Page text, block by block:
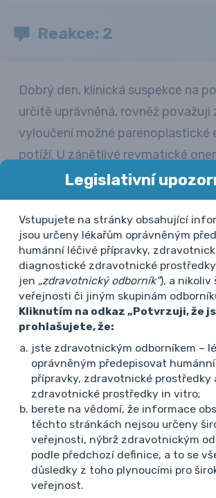
Reakce: 2
Dobrý den, klinická suspekce na
určitě uprávněná, rovněž považuji
vyloučení možné parenoplastické
potíží. U zánětlivé revmatické
jednat může a určitě si nemocná
revmatologické vyšetření. Situaci
reference k revmatologovi v Praze
bude asi podobná jako jinde.
však , že adresný telefonát či
jasným popisem velmi
zánětlivé revmatické choroby
brzkému revamtologickému
pacientky a klasifikaci choroby.
prof. MUDr. Pavel
18. 5. 2023 10:09
Pokud se Vám ještě nepodařilo
revmatologické vyšetření, tak
Legislativní
Vstupujete na stránky obsahující
jsou určeny lékařům oprávněným
humánní léčivé přípravky,
diagnostické zdravotnické
jen „zdravotnický odborník“), a nikoliv
veřejnosti či jiným skupinám
Kliknutím na odkaz „Potvrzuji, že
prohlašujete, že:
jste zdravotnickým odborníkem –
oprávněným předepisovat
přípravky, zdravotnické prostředky
zdravotnické prostředky in vitro;
berete na vědomí, že informace
těchto stránkách nejsou určeny
veřejnosti, nýbrž zdravotnickým
podle předchozí definice, a to se
důsledky z toho plynoucími pro
veřejnost.